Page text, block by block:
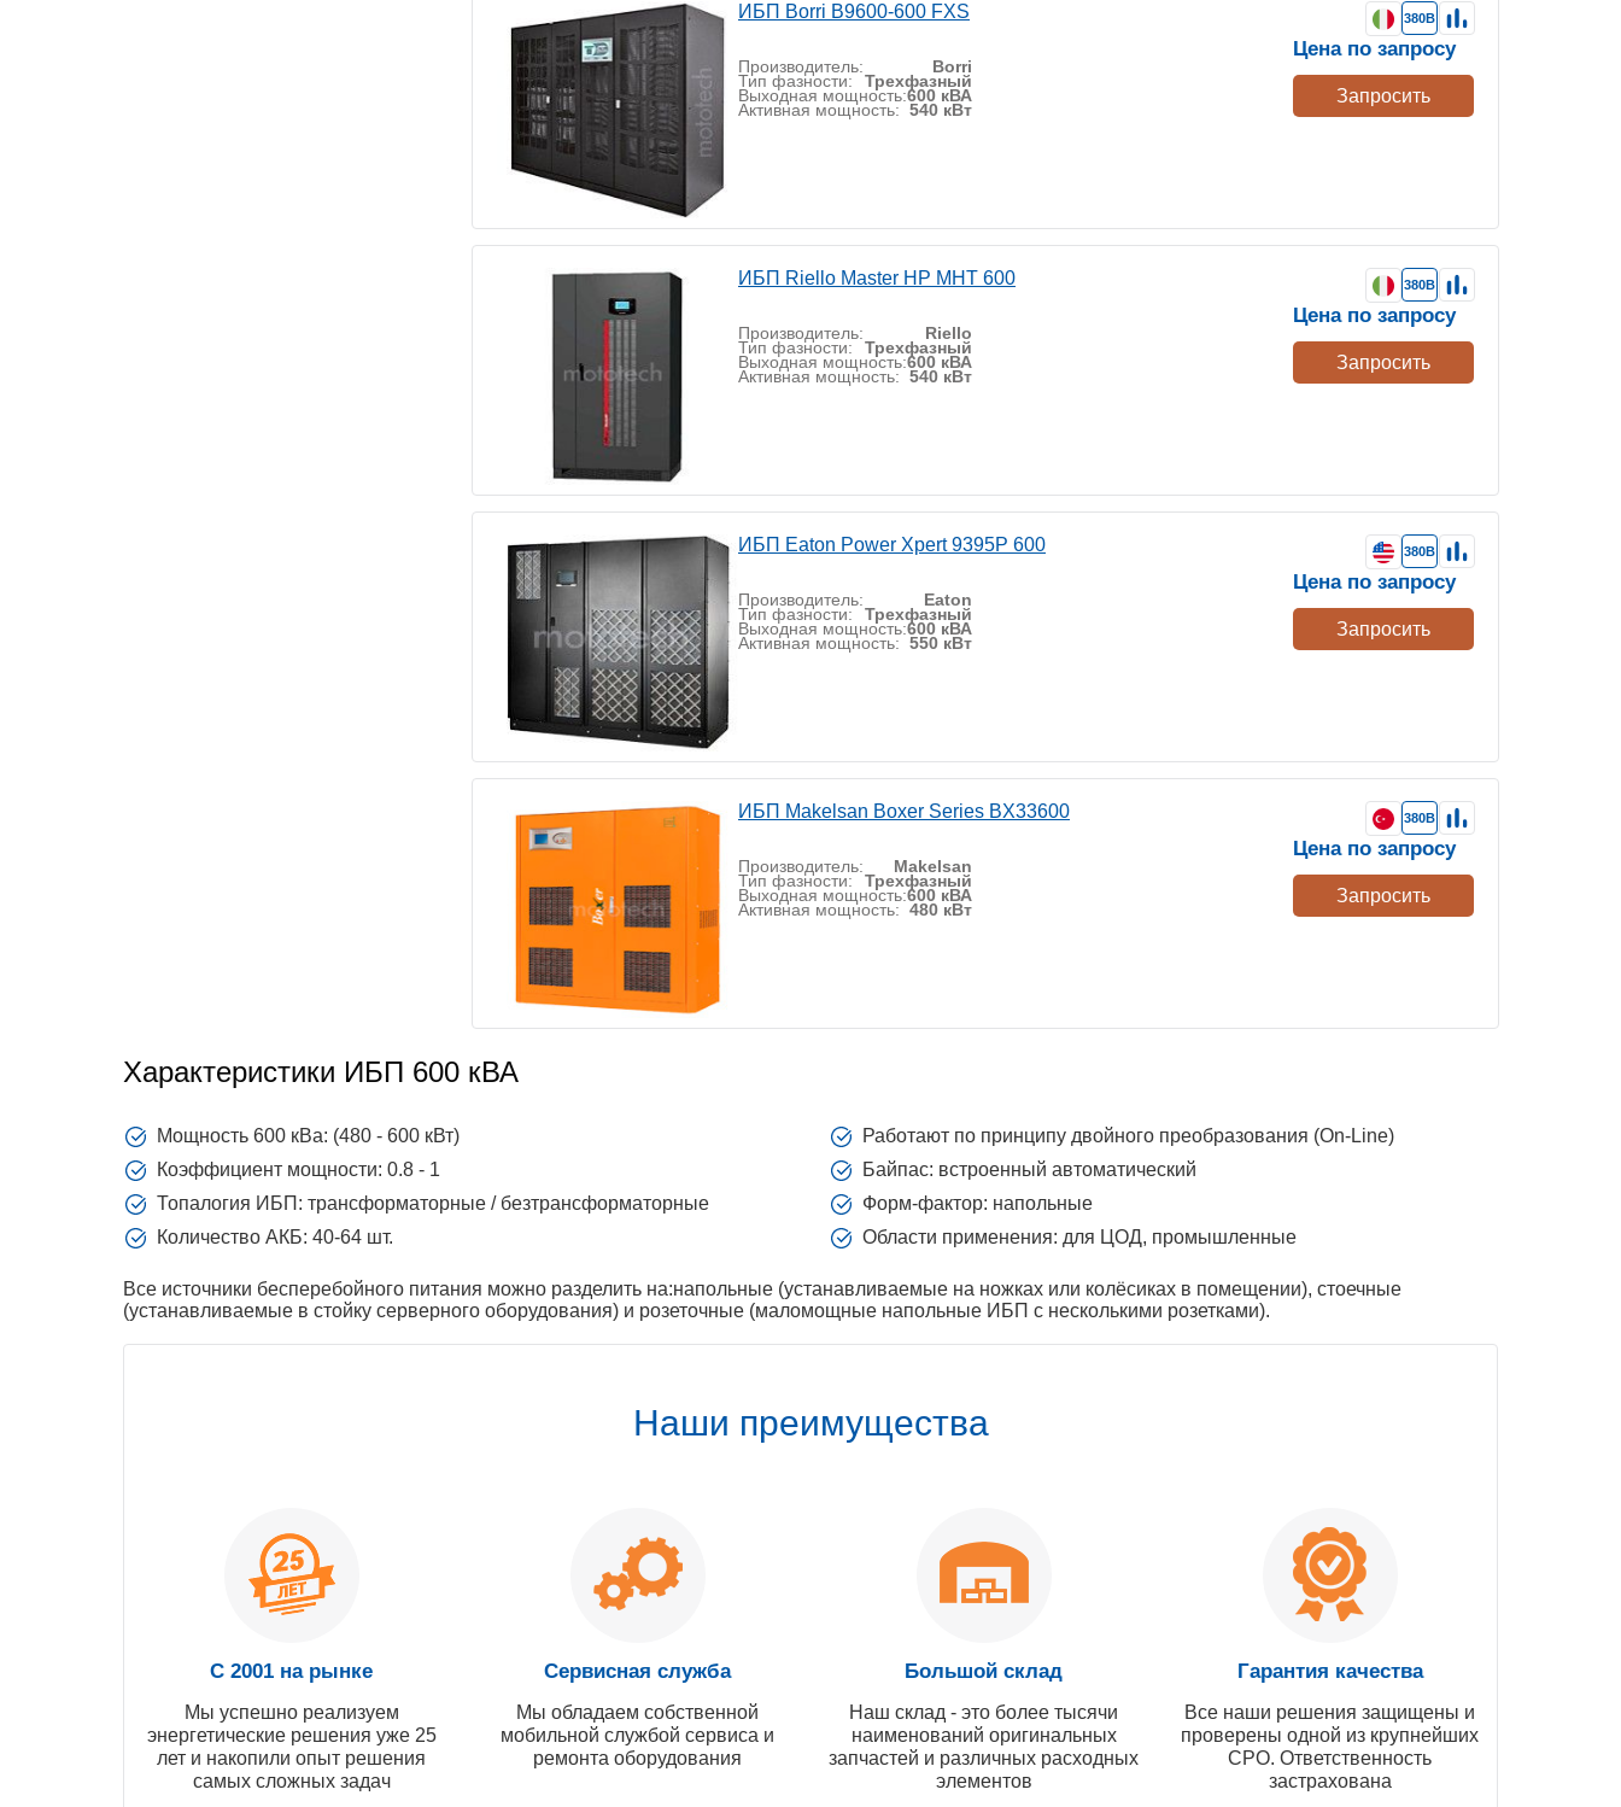
ИБП Borri B9600-600 FXS
Производитель: Borri
Тип фазности: Трехфазный
Выходная мощность:600 кВА
Активная мощность: 540 кВт
380В
Цена по запросу
Запросить
ИБП Riello Master HP MHT 600
Производитель: Riello
Тип фазности: Трехфазный
Выходная мощность:600 кВА
Активная мощность: 540 кВт
380В
Цена по запросу
Запросить
ИБП Eaton Power Xpert 9395P 600
Производитель: Eaton
Тип фазности: Трехфазный
Выходная мощность:600 кВА
Активная мощность: 550 кВт
380В
Цена по запросу
Запросить
ИБП Makelsan Boxer Series BX33600
Производитель: Makelsan
Тип фазности: Трехфазный
Выходная мощность:600 кВА
Активная мощность: 480 кВт
380В
Цена по запросу
Запросить
Характеристики ИБП 600 кВА
Мощность 600 кВа: (480 - 600 кВт)
Коэффициент мощности: 0.8 - 1
Топалогия ИБП: трансформаторные / безтрансформаторные
Количество АКБ: 40-64 шт.
Работают по принципу двойного преобразования (On-Line)
Байпас: встроенный автоматический
Форм-фактор: напольные
Области применения: для ЦОД, промышленные
Все источники бесперебойного питания можно разделить на:напольные (устанавливаемые на ножках или колёсиках в помещении), стоечные
(устанавливаемые в стойку серверного оборудования) и розеточные (маломощные напольные ИБП с несколькими розетками).
Наши преимущества
С 2001 на рынке
Мы успешно реализуем
энергетические решения уже 25
лет и накопили опыт решения
самых сложных задач
Сервисная служба
Мы обладаем собственной
мобильной службой сервиса и
ремонта оборудования
Большой склад
Наш склад - это более тысячи
наименований оригинальных
запчастей и различных расходных
элементов
Гарантия качества
Все наши решения защищены и
проверены одной из крупнейших
СРО. Ответственность
застрахована